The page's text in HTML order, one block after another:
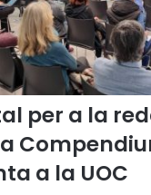
per a la
a la UOC